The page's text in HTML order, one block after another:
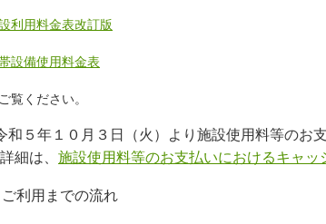
利用料金表改訂版
設備使用料金表
覧ください。
和５年１０月３日（火）より施設使用料等のお
は、 施設使用料等のお支払いにおけるキャ
ご利用までの流れ